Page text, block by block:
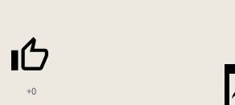
+0